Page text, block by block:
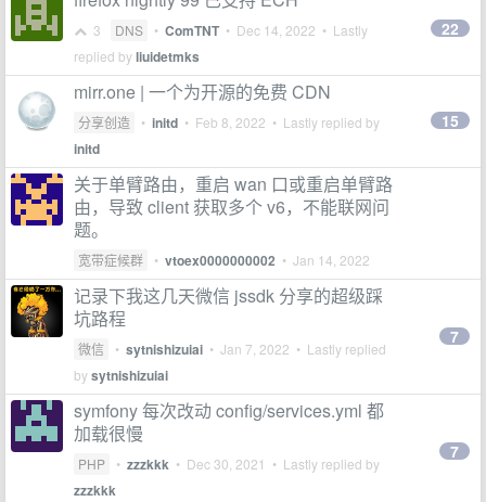
3 DNS • ComTNT • Dec 14, 2022 • Lastly
replied byliuidetmks
22
mirr.one | 一个为开源的免费 CDN
分享创造 • initd • Feb 8, 2022 • Lastly replied by
initd
15
关于单臂路由，重启 wan 口或重启单臂路
由，导致 client 获取多个 v6，不能联网问
题。
宽带症候群 • vtoex0000000002 • Jan 14, 2022
记录下我这几天微信 jssdk 分享的超级踩
坑路程
微信 • sytnishizuiai • Jan 7, 2022 • Lastly replied
bysytnishizuiai
7
symfony 每次改动 config/services.yml 都
加载很慢
PHP • zzzkkk • Dec 30, 2021 • Lastly replied by
zzzkkk
7